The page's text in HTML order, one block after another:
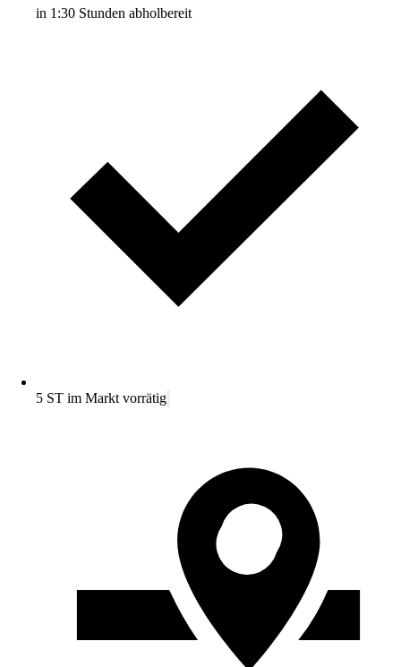
in 1:30 Stunden abholbereit
5 ST im Markt vorrätig